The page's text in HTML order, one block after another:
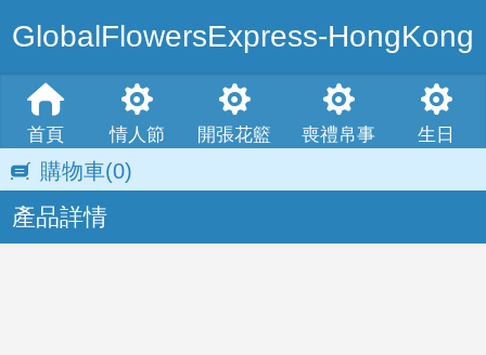
GlobalFlowersExpress-HongKong
首頁 情人節 開張花籃 喪禮帛事 生日
購物車(0)
產品詳情